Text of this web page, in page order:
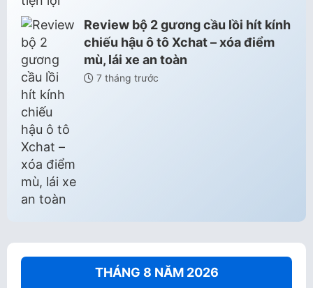
Review bộ 2 gương cầu lồi hít kính
chiếu hậu ô tô Xchat – xóa điểm
mù, lái xe an toàn
7 tháng trước
THÁNG 8 NĂM 2026